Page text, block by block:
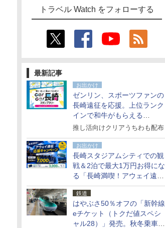
トラベル Watch をフォローする
最新記事
お出かけ
ゼンリン、スポーツファンの
長崎遠征を応援。上位ランク
インで和牛がもらえる
「GO！GO！長崎スタンプラ
推し活向けクリアうちわも配布
お出かけ
長崎スタジアムシティでの観
戦＆2泊で最大1万円お得にな
る「長崎満喫！アウェイ遠征
応援キャンペーン」
鉄道
はやぶさ50％オフの「新幹線
eチケット（トクだ値スペシ
ャル28）」発売。秋冬乗車